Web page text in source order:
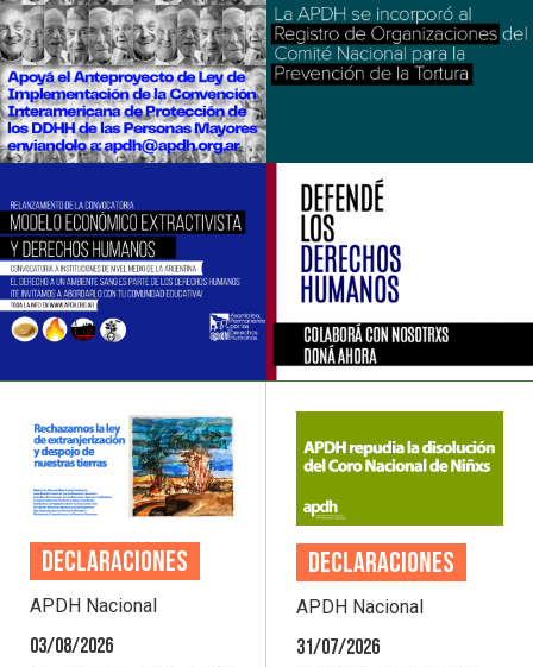
Declaraciones
APDH Nacional
03/08/2026
Declaraciones
APDH Nacional
31/07/2026